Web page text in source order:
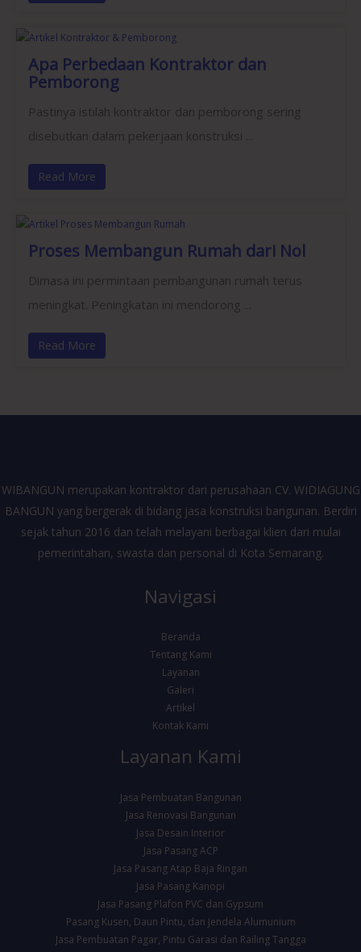
Apa Perbedaan Kontraktor dan
Pemborong
Pastinya istilah kontraktor dan pemborong sering
disebutkan dalam pekerjaan konstruksi ...
Read More
Proses Membangun Rumah dari Nol
Dimasa ini permintaan pembangunan rumah terus
meningkat. Peningkatan ini mendorong ...
Read More
WIBANGUN merupakan kontraktor dari perusahaan CV. WIDIAGUNG
BANGUN yang bergerak di bidang jasa konstruksi bangunan. Berdiri
sejak tahun 2016 dan telah melayani berbagai klien dari mulai
pemerintahan, swasta dan personal di Kota Semarang.
Navigasi
Beranda
Tentang Kami
Layanan
Galeri
Artikel
Kontak Kami
Layanan Kami
Jasa Pembuatan Bangunan
Jasa Renovasi Bangunan
Jasa Desain Interior
Jasa Pasang ACP
Jasa Pasang Atap Baja Ringan
Jasa Pasang Kanopi
Jasa Pasang Plafon PVC dan Gypsum
Pasang Kusen, Daun Pintu, dan Jendela Alumunium
Jasa Pembuatan Pagar, Pintu Garasi dan Railing Tangga